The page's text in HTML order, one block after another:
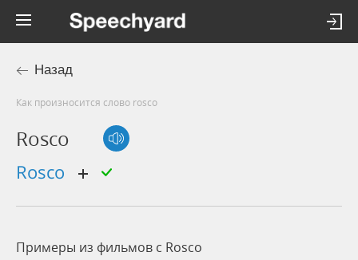
Назад
Как произносится слово rosco
Rosco
Rosco
Примеры из фильмов c Rosco